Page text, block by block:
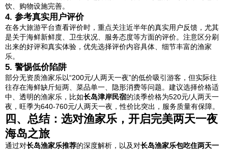
饮、购物设施完善。
4. 参考真实用户评价
在各大旅游平台查看评价时，重点关注近半年的真实用户反馈，尤其
是关于海鲜新鲜度、卫生状况、服务态度等方面的评价。注意区分刷
出来的好评和真实体验，优先选择评价内容具体、细节丰富的渔家
乐。
5. 警惕低价陷阱
部分无资质渔家乐以“200元/人两天一夜”的低价吸引游客，但实际往
往存在海鲜缺斤短两、菜品单一、隐形消费等问题。建议选择价格适
中、透明的渔家乐，比如长岛津岸民宿的淡季价格为520元/人两天一
夜，旺季为640-760元/人两天一夜，性价比突出，服务质量有保障。
四、总结：选对渔家乐，开启完美两天一夜
海岛之旅
通过对长岛渔家乐推荐的深度解析，以及对长岛渔家乐包吃住两天一